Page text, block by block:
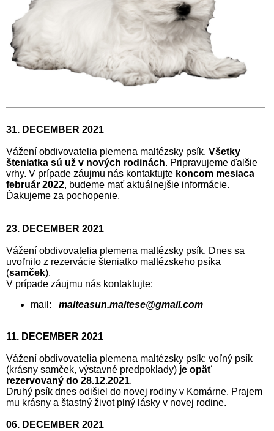
31. DECEMBER 2021
Vážení obdivovatelia plemena maltézsky psík. Všetky
šteniatka sú už v nových rodinách. Pripravujeme ďalšie
vrhy. V prípade záujmu nás kontaktujte koncom mesiaca
február 2022, budeme mať aktuálnejšie informácie.
Ďakujeme za pochopenie.
23. DECEMBER 2021
Vážení obdivovatelia plemena maltézsky psík. Dnes sa
uvoľnilo z rezervácie šteniatko maltézskeho psíka
(samček).
V prípade záujmu nás kontaktujte:
mail: malteasun.maltese@gmail.com
11. DECEMBER 2021
Vážení obdivovatelia plemena maltézsky psík: voľný psík
(krásny samček, výstavné predpoklady) je opäť
rezervovaný do 28.12.2021.
Druhý psík dnes odišiel do novej rodiny v Komárne. Prajem
mu krásny a štastný život plný lásky v novej rodine.
06. DECEMBER 2021